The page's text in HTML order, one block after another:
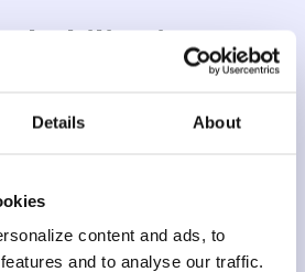
Details About
content and ads, to
and to analyse our traffic.
Rehabilitation Hospital
in Wheaton, Illinois,
für Schlaganfälle und
Erkenntnisse über die Rehabilitation mit Ekso
für den Einsatz von Exoskeletten in der